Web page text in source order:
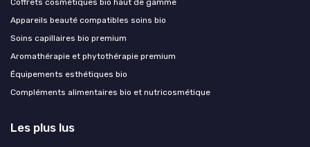
Appareils beauté compatibles soins bio
Soins capillaires bio premium
Aromathérapie et phytothérapie premium
Équipements esthétiques bio
Compléments alimentaires bio et nutricosmétique
Les plus lus